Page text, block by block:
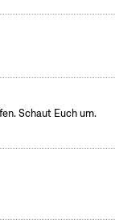
Schaut Euch um.